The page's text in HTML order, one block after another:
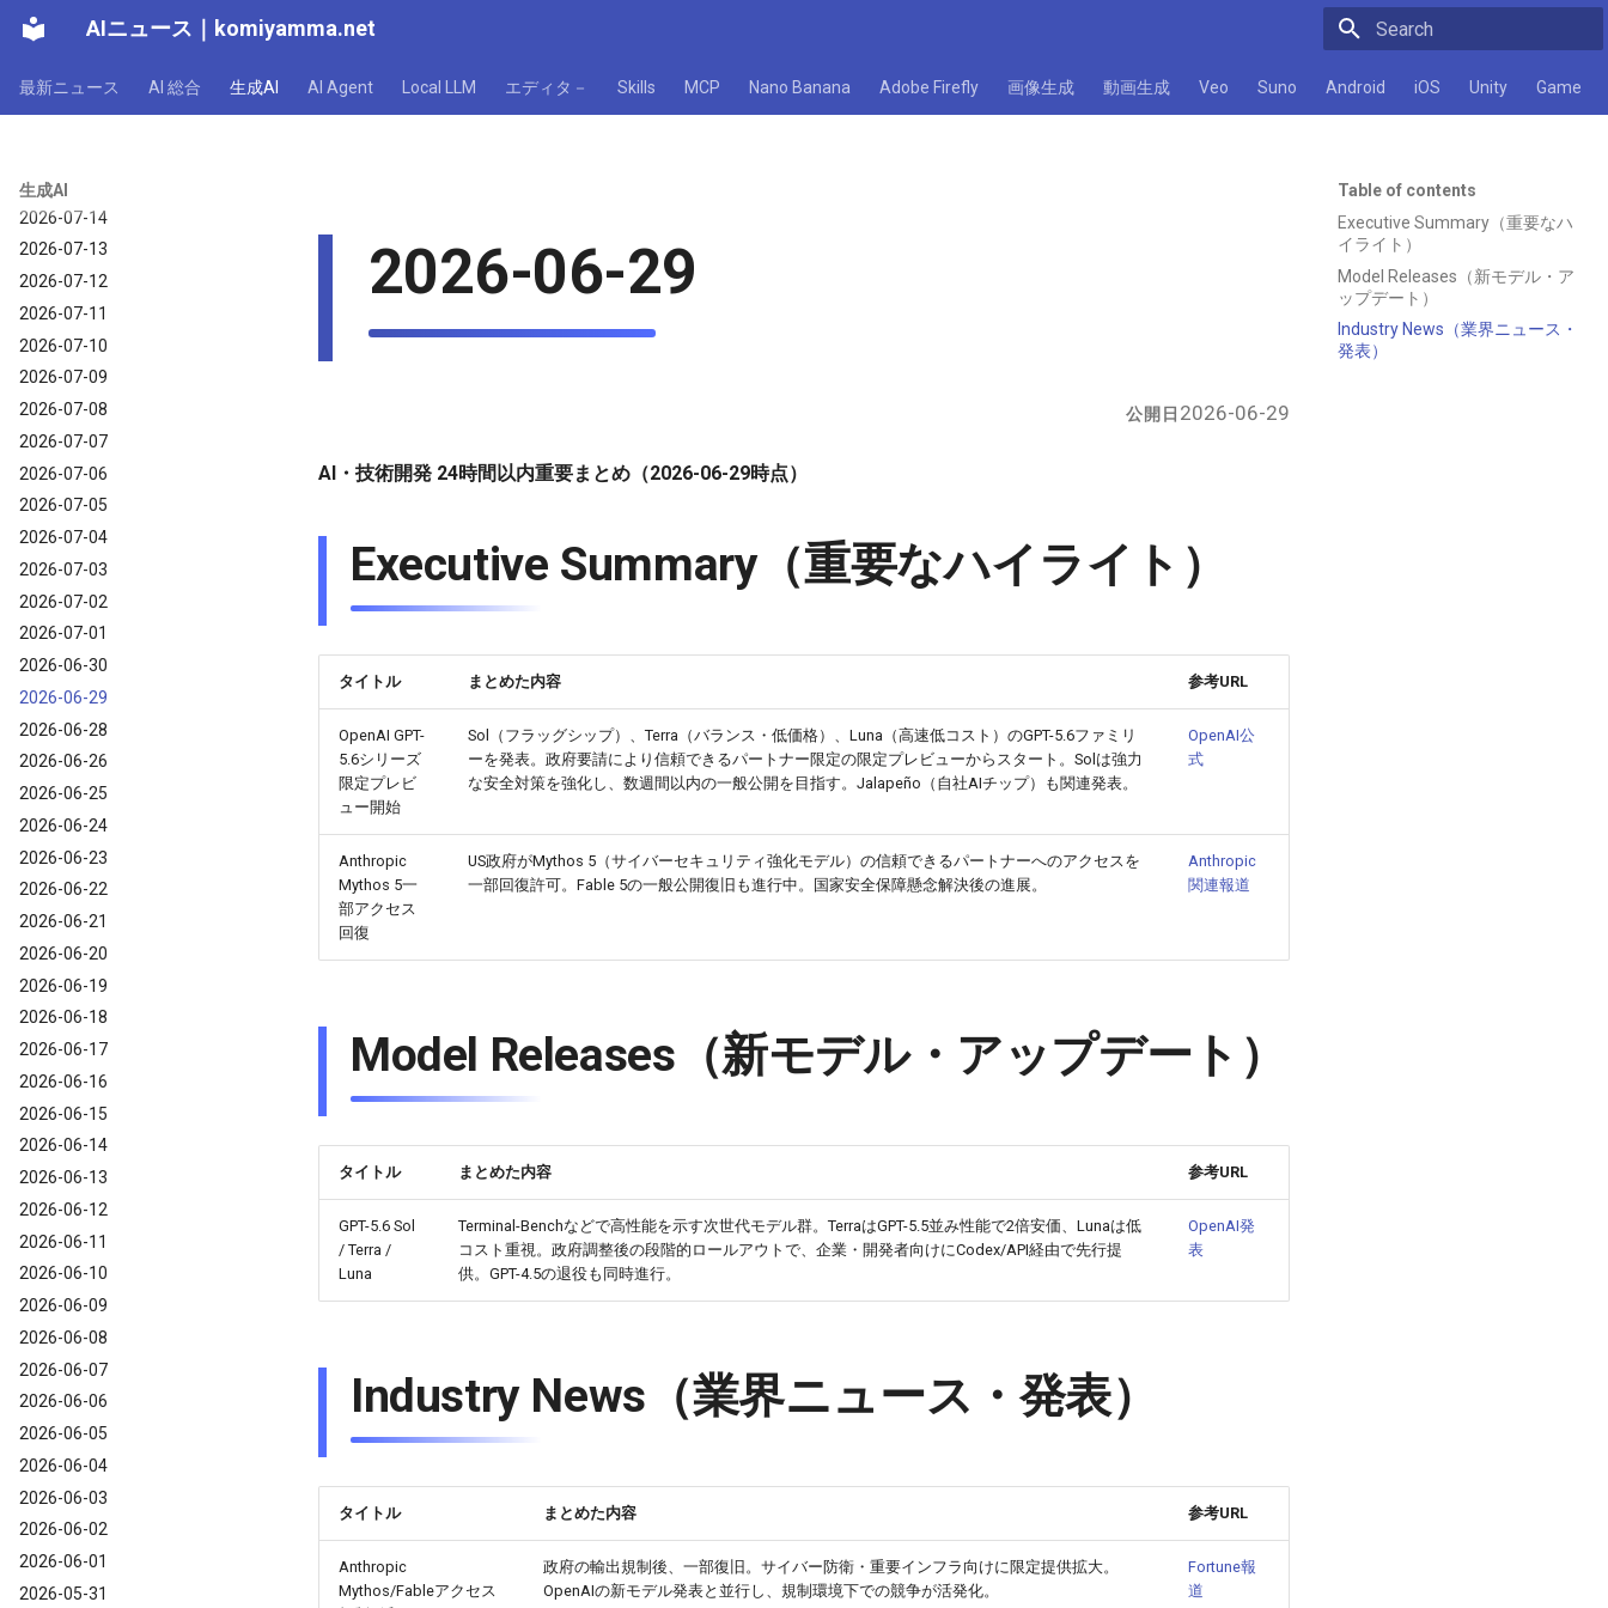
AIニュース komiyamma.net
最新ニュース AI 総合 生成AI AI Agent Local LLM エディタ－ Skills MCP Nano Banana Adobe Firefly 画像生成 動画生成 Veo Suno Android iOS Unity Game
生成AI
生成AI｜2026年
2026-07-17
2026-07-15
2026-07-14
2026-07-13
2026-07-12
2026-07-11
2026-07-10
2026-07-09
2026-07-08
2026-07-07
2026-07-06
2026-07-05
2026-07-04
2026-07-03
2026-07-02
2026-07-01
2026-06-30
2026-06-29
2026-06-28
2026-06-26
2026-06-25
2026-06-24
2026-06-23
2026-06-22
2026-06-21
2026-06-20
2026-06-19
2026-06-18
2026-06-17
2026-06-16
2026-06-15
2026-06-14
2026-06-13
2026-06-12
2026-06-11
2026-06-10
2026-06-09
2026-06-08
2026-06-07
2026-06-06
2026-06-05
2026-06-04
2026-06-03
2026-06-02
2026-06-01
2026-05-31
Table of contents
Executive Summary（重要なハ
イライト）
Model Releases（新モデル・ア
ップデート）
Industry News（業界ニュース・
発表）
2026-06-29
公開日 2026-06-29
AI・技術開発 24時間以内重要まとめ（2026-06-29時点）
Executive Summary（重要なハイライト）
タイトル まとめた内容 参考URL
OpenAI GPT-
5.6シリーズ
限定プレビ
ュー開始
Sol（フラッグシップ）、Terra（バランス・低価格）、Luna（高速低コスト）のGPT-5.6ファミリ
ーを発表。政府要請により信頼できるパートナー限定の限定プレビューからスタート。Solは強力
な安全対策を強化し、数週間以内の一般公開を目指す。Jalapeño（自社AIチップ）も関連発表。
OpenAI公
式
Anthropic
Mythos 5一
部アクセス
回復
US政府がMythos 5（サイバーセキュリティ強化モデル）の信頼できるパートナーへのアクセスを
一部回復許可。Fable 5の一般公開復旧も進行中。国家安全保障懸念解決後の進展。
Anthropic
関連報道
Model Releases（新モデル・アップデート）
タイトル まとめた内容 参考URL
GPT-5.6 Sol
/ Terra /
Luna
Terminal-Benchなどで高性能を示す次世代モデル群。TerraはGPT-5.5並み性能で2倍安価、Lunaは低
コスト重視。政府調整後の段階的ロールアウトで、企業・開発者向けにCodex/API経由で先行提
供。GPT-4.5の退役も同時進行。
OpenAI発
表
Industry News（業界ニュース・発表）
タイトル まとめた内容 参考URL
Anthropic
Mythos/Fableアクセス
政府の輸出規制後、一部復旧。サイバー防衛・重要インフラ向けに限定提供拡大。
OpenAIの新モデル発表と並行し、規制環境下での競争が活発化。
Fortune報
道